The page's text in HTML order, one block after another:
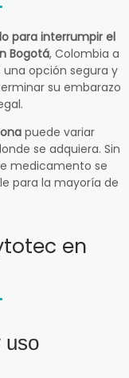
para interrumpir el
Bogotá, Colombia a
opción segura y
su embarazo
puede variar
se adquiera. Sin
medicamento se
para la mayoría de
en
uso